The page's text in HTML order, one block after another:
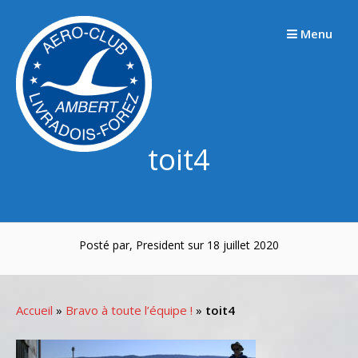
contenu
Menu
toit4
Posté par, President sur 18 juillet 2020
Accueil » Bravo à toute l’équipe ! » toit4